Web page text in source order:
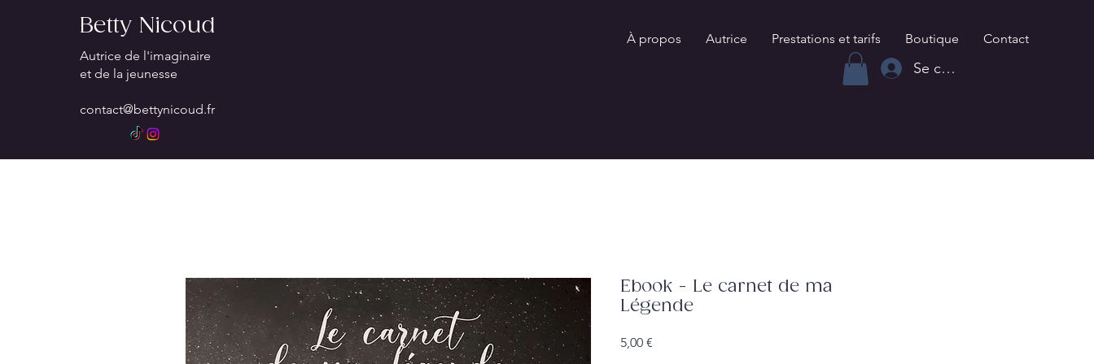
Betty Nicoud
Autrice de l'imaginaire
et de la jeunesse
contact@bettynicoud.fr
À propos Autrice Prestations et tarifs Boutique Contact
Se connecter
Ebook - Le carnet de ma
Légende
5,00 €